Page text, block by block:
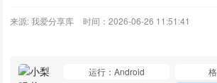
来源: 我爱分享库 时间：2026-06-26 11:51:41
运行：Android